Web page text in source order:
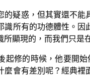
疑惑，但其實還不
所有的功德體性。
顯現的，而我們只是
起修的時候，他要開
麼會有差別呢？經典